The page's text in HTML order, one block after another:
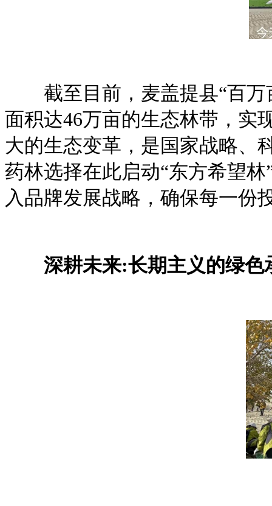
截至目前，麦盖提县“百万
面积达46万亩的生态林带，实
大的生态变革，是国家战略、
药林选择在此启动“东方希望
入品牌发展战略，确保每一份
深耕未来:长期主义的绿色